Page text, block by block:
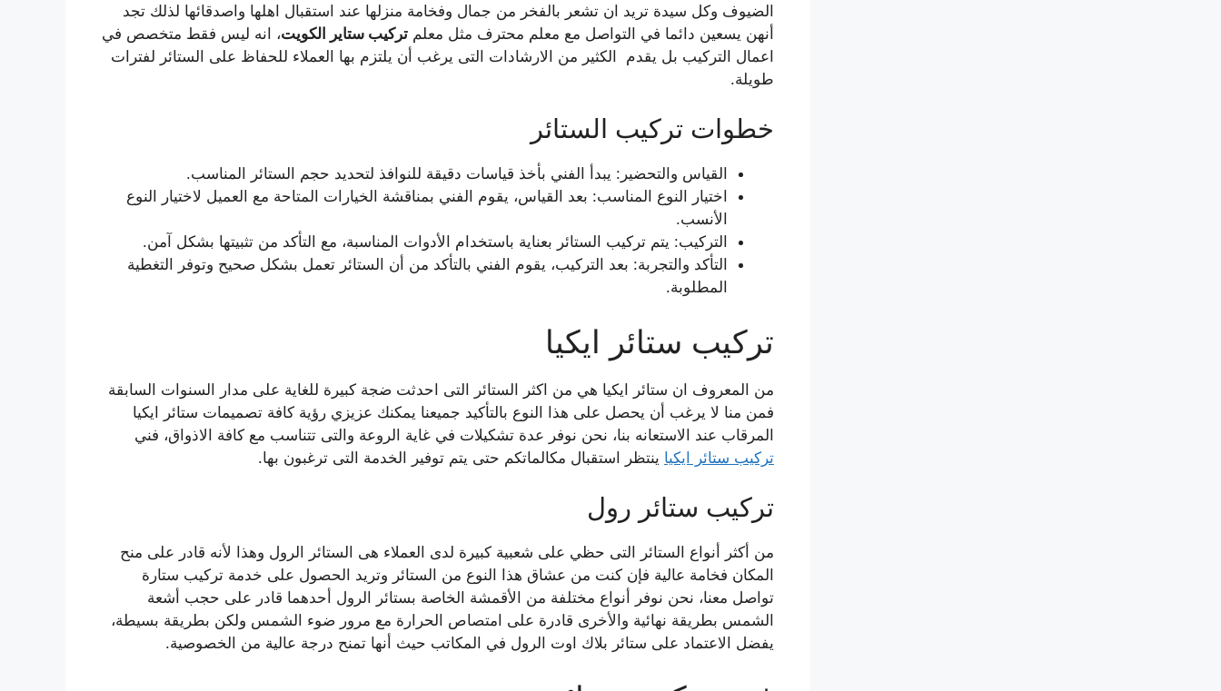
الضيوف وكل سيدة تريد ان تشعر بالفخر من جمال وفخامة منزلها عند استقبال اهلها واصدقائها لذلك تجد
أنهن يسعين دائما في التواصل مع معلم محترف مثل معلم تركيب ستاير الكويت، انه ليس فقط متخصص في
اعمال التركيب بل يقدم الكثير من الارشادات التى يرغب أن يلتزم بها العملاء للحفاظ على الستائر لفترات
طويلة.
خطوات تركيب الستائر
القياس والتحضير: يبدأ الفني بأخذ قياسات دقيقة للنوافذ لتحديد حجم الستائر المناسب.
اختيار النوع المناسب: بعد القياس، يقوم الفني بمناقشة الخيارات المتاحة مع العميل لاختيار النوع
الأنسب.
التركيب: يتم تركيب الستائر بعناية باستخدام الأدوات المناسبة، مع التأكد من تثبيتها بشكل آمن.
التأكد والتجربة: بعد التركيب، يقوم الفني بالتأكد من أن الستائر تعمل بشكل صحيح وتوفر التغطية
المطلوبة.
تركيب ستائر ايكيا
من المعروف ان ستائر ايكيا هي من اكثر الستائر التى احدثت ضجة كبيرة للغاية على مدار السنوات السابقة
فمن منا لا يرغب أن يحصل على هذا النوع بالتأكيد جميعنا يمكنك عزيزي رؤية كافة تصميمات ستائر ايكيا
المرقاب عند الاستعانه بنا، نحن نوفر عدة تشكيلات في غاية الروعة والتى تتناسب مع كافة الاذواق، فني
تركيب ستائر ايكيا ينتظر استقبال مكالماتكم حتى يتم توفير الخدمة التى ترغبون بها.
تركيب ستائر رول
من أكثر أنواع الستائر التى حظي على شعبية كبيرة لدى العملاء هى الستائر الرول وهذا لأنه قادر على منح
المكان فخامة عالية فإن كنت من عشاق هذا النوع من الستائر وتريد الحصول على خدمة تركيب ستارة
تواصل معنا، نحن نوفر أنواع مختلفة من الأقمشة الخاصة بستائر الرول أحدهما قادر على حجب أشعة
الشمس بطريقة نهائية والأخرى قادرة على امتصاص الحرارة مع مرور ضوء الشمس ولكن بطريقة بسيطة،
يفضل الاعتماد على ستائر بلاك اوت الرول في المكاتب حيث أنها تمنح درجة عالية من الخصوصية.